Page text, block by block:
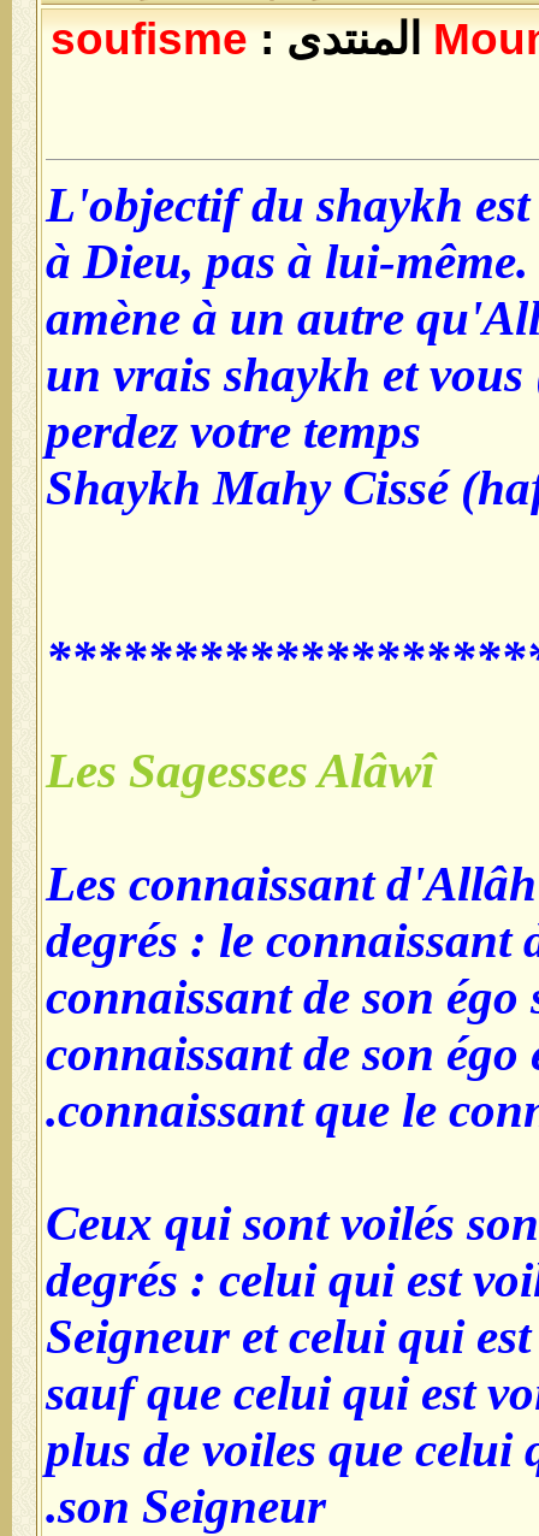
:
soufisme
L'objectif du
à Dieu, pas à
amène à un
un vrais
perdez votre
Shaykh
Les Sagesses
Les
degrés : le
connaissant
connaissant
connaissant
Ceux qui sont
degrés : celui
Seigneur et
sauf que celui
plus de voiles
son Seigneur.